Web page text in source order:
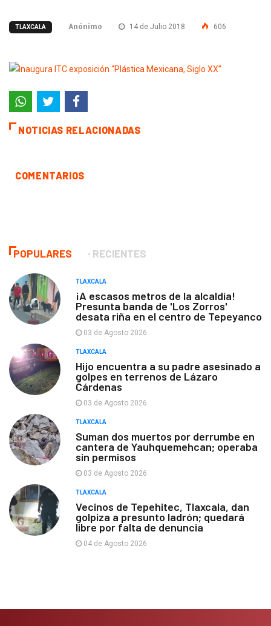
TLAXCALA Anónimo 14 de Julio 2018 606
NOTICIAS RELACIONADAS
COMENTARIOS
POPULARES RECIENTES
TLAXCALA
¡A escasos metros de la alcaldía!
Presunta banda de 'Los Zorros'
desata riña en el centro de Tepeyanco
03 de Agosto 2026
TLAXCALA
Hijo encuentra a su padre asesinado a
golpes en terrenos de Lázaro
Cárdenas
03 de Agosto 2026
TLAXCALA
Suman dos muertos por derrumbe en
cantera de Yauhquemehcan; operaba
sin permisos
03 de Agosto 2026
TLAXCALA
Vecinos de Tepehitec, Tlaxcala, dan
golpiza a presunto ladrón; quedará
libre por falta de denuncia
04 de Agosto 2026